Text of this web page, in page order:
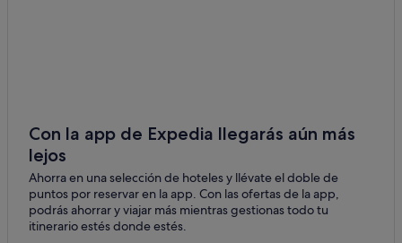
Hoteles baratos en Bora Bora
Casas barco en Bora Bora
Casas de huéspedes en Bora Bora
Bora Bora hoteles
Hoteles boutique en Bora Bora
Con la app de Expedia llegarás aún más
lejos
Ahorra en una selección de hoteles y llévate el doble de
puntos por reservar en la app. Con las ofertas de la app,
podrás ahorrar y viajar más mientras gestionas todo tu
itinerario estés donde estés.